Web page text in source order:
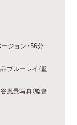
ジョン・56分
ブルーレイ（監
風景写真（監督